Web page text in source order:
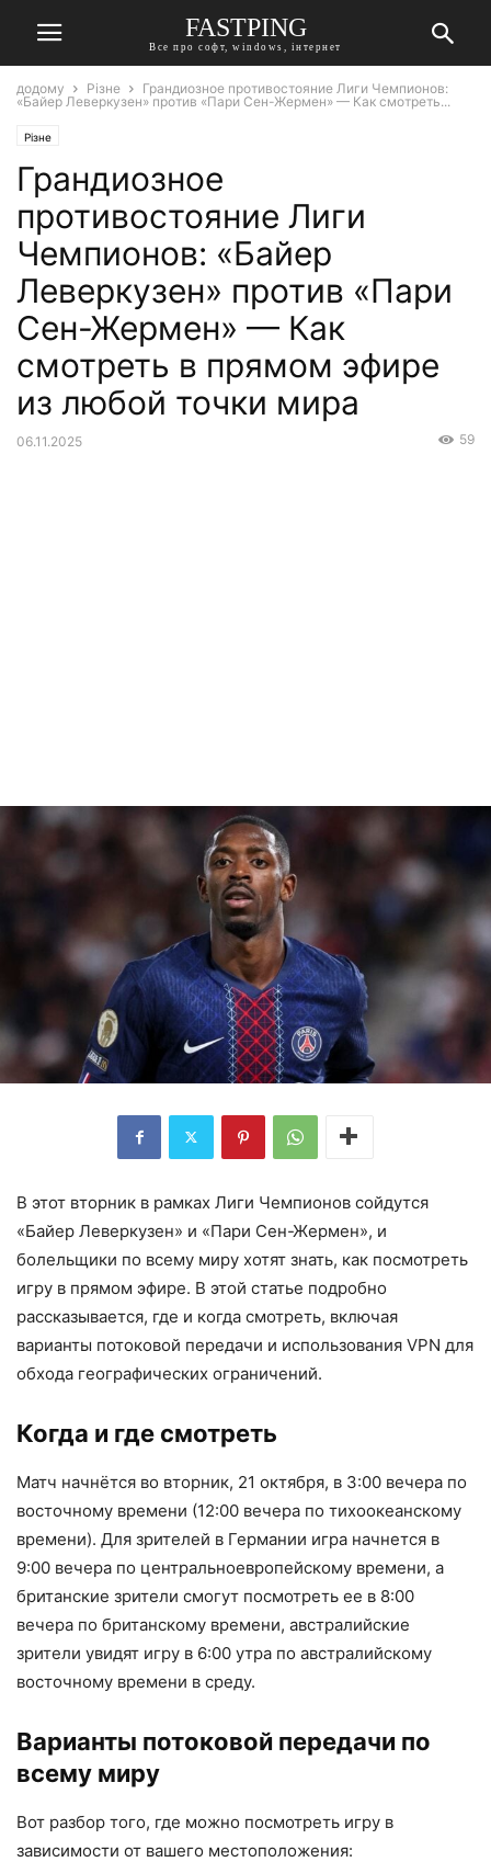
FASTPING
Все про софт, windows, інтернет
додому Різне
Грандиозное противостояние Лиги Чемпионов:
«Байер Леверкузен» против «Пари Сен-Жермен» — Как смотреть...
Різне
Грандиозное
противостояние Лиги
Чемпионов: «Байер
Леверкузен» против «Пари
Сен-Жермен» — Как
смотреть в прямом эфире
из любой точки мира
06.11.2025 59
В этот вторник в рамках Лиги Чемпионов сойдутся
«Байер Леверкузен» и «Пари Сен-Жермен», и
болельщики по всему миру хотят знать, как посмотреть
игру в прямом эфире. В этой статье подробно
рассказывается, где и когда смотреть, включая
варианты потоковой передачи и использования VPN для
обхода географических ограничений.
Когда и где смотреть
Матч начнётся во вторник, 21 октября, в 3:00 вечера по
восточному времени (12:00 вечера по тихоокеанскому
времени). Для зрителей в Германии игра начнется в
9:00 вечера по центральноевропейскому времени, а
британские зрители смогут посмотреть ее в 8:00
вечера по британскому времени, австралийские
зрители увидят игру в 6:00 утра по австралийскому
восточному времени в среду.
Варианты потоковой передачи по
всему миру
Вот разбор того, где можно посмотреть игру в
зависимости от вашего местоположения: